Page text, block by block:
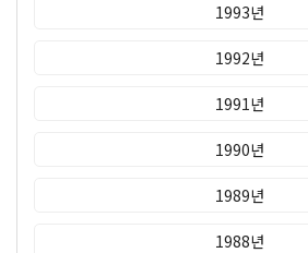
1993년
1992년
1991년
1990년
1989년
1988년